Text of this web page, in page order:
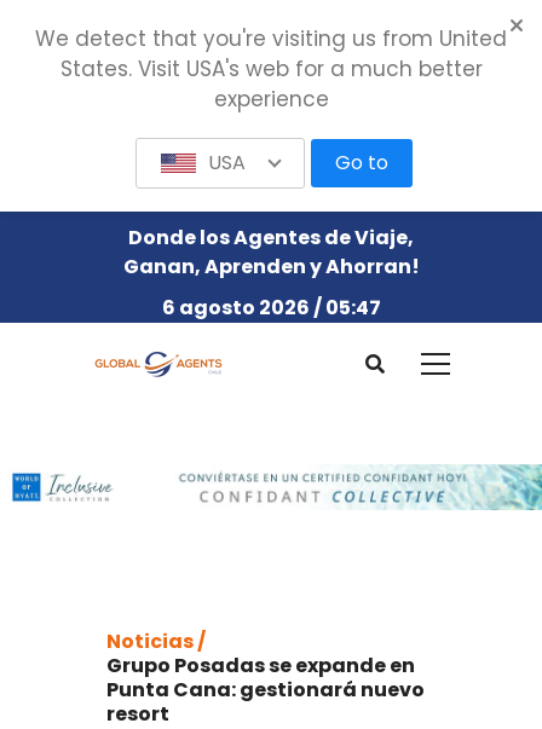
Donde los Agentes de Viaje,
Ganan, Aprenden y Ahorran!
6 agosto 2026 / 05:47
Noticias /
Grupo Posadas se expande en
Punta Cana: gestionará nuevo
resort
We detect that you're visiting us from United
States. Visit USA's web for a much better
experience
USA Go to